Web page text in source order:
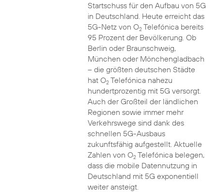
Startschuss für den Aufbau von 5G
in Deutschland. Heute erreicht das
5G-Netz von O2Telefónica bereits
95 Prozent der Bevölkerung. Ob
Berlin oder Braunschweig,
München oder Mönchengladbach
– die größten deutschen Städte
hat O2Telefónica nahezu
hundertprozentig mit 5G versorgt.
Auch der Großteil der ländlichen
Regionen sowie immer mehr
Verkehrswege sind dank des
schnellen 5G-Ausbaus
zukunftsfähig aufgestellt. Aktuelle
Zahlen von O2Telefónica belegen,
dass die mobile Datennutzung in
Deutschland mit 5G exponentiell
weiter ansteigt.